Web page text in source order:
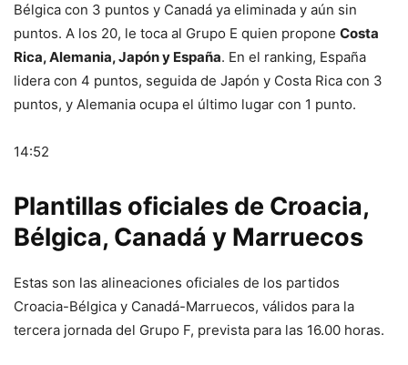
Bélgica con 3 puntos y Canadá ya eliminada y aún sin
puntos. A los 20, le toca al Grupo E quien propone Costa
Rica, Alemania, Japón y España. En el ranking, España
lidera con 4 puntos, seguida de Japón y Costa Rica con 3
puntos, y Alemania ocupa el último lugar con 1 punto.
14:52
Plantillas oficiales de Croacia,
Bélgica, Canadá y Marruecos
Estas son las alineaciones oficiales de los partidos
Croacia-Bélgica y Canadá-Marruecos, válidos para la
tercera jornada del Grupo F, prevista para las 16.00 horas.